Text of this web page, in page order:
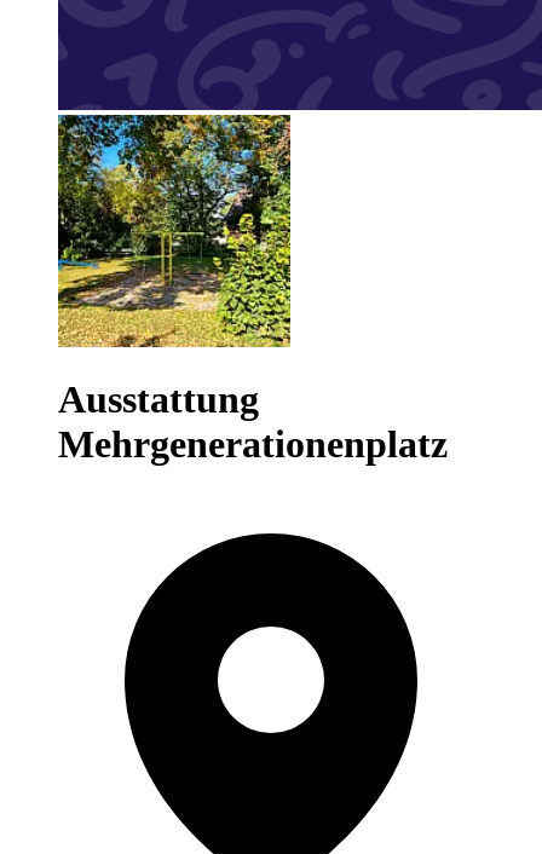
Ausstattung
Mehrgenerationenplatz